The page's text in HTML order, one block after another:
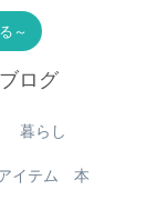
～
ログ
暮らし
イテム 本